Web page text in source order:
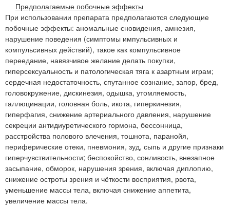
Предполагаемые побочные эффекты
При использовании препарата предполагаются следующие
побочные эффекты: аномальные сновидения, амнезия,
нарушение поведения (симптомы импульсивных и
компульсивных действий), такое как компульсивное
переедание, навязчивое желание делать покупки,
гиперсексуальность и патологическая тяга к азартным играм;
сердечная недостаточность, спутанное сознание, запор, бред,
головокружение, дискинезия, одышка, утомляемость,
галлюцинации, головная боль, икота, гиперкинезия,
гиперфагия, снижение артериального давления, нарушение
секреции антидиуретического гормона, бессонница,
расстройства полового влечения, тошнота, паранойя,
периферические отеки, пневмония, зуд, сыпь и другие признаки
гиперчувствительности; беспокойство, сонливость, внезапное
засыпание, обморок, нарушения зрения, включая диплопию,
снижение остроты зрения и чёткости восприятия, рвота,
уменьшение массы тела, включая снижение аппетита,
увеличение массы тела.